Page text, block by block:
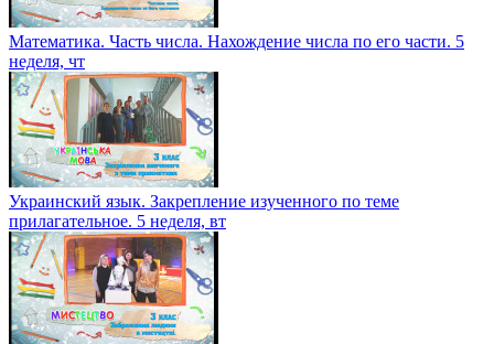
Математика. Часть числа. Нахождение числа по его части. 5
неделя, чт
Украинский язык. Закрепление изученного по теме
прилагательное. 5 неделя, вт